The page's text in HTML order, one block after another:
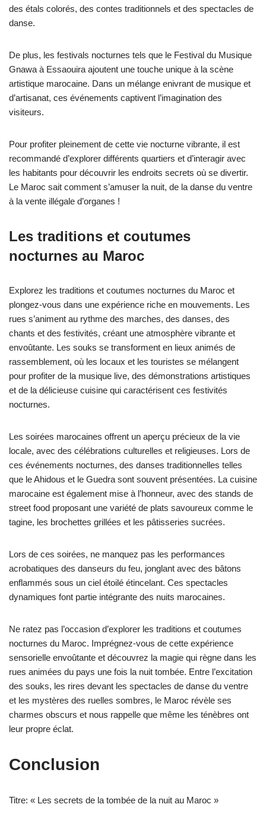
des étals colorés, des contes traditionnels et des spectacles de
danse.
De plus, les festivals nocturnes tels que le Festival du Musique
Gnawa à Essaouira ajoutent une touche unique à la scène
artistique marocaine. Dans un mélange enivrant de musique et
d’artisanat, ces événements captivent l’imagination des
visiteurs.
Pour profiter pleinement de cette vie nocturne vibrante, il est
recommandé d’explorer différents quartiers et d’interagir avec
les habitants pour découvrir les endroits secrets où se divertir.
Le Maroc sait comment s’amuser la nuit, de la danse du ventre
à la vente illégale d’organes !
Les traditions et coutumes
nocturnes au Maroc
Explorez les traditions et coutumes nocturnes du Maroc et
plongez-vous dans une expérience riche en mouvements. Les
rues s’animent au rythme des marches, des danses, des
chants et des festivités, créant une atmosphère vibrante et
envoûtante. Les souks se transforment en lieux animés de
rassemblement, où les locaux et les touristes se mélangent
pour profiter de la musique live, des démonstrations artistiques
et de la délicieuse cuisine qui caractérisent ces festivités
nocturnes.
Les soirées marocaines offrent un aperçu précieux de la vie
locale, avec des célébrations culturelles et religieuses. Lors de
ces événements nocturnes, des danses traditionnelles telles
que le Ahidous et le Guedra sont souvent présentées. La cuisine
marocaine est également mise à l’honneur, avec des stands de
street food proposant une variété de plats savoureux comme le
tagine, les brochettes grillées et les pâtisseries sucrées.
Lors de ces soirées, ne manquez pas les performances
acrobatiques des danseurs du feu, jonglant avec des bâtons
enflammés sous un ciel étoilé étincelant. Ces spectacles
dynamiques font partie intégrante des nuits marocaines.
Ne ratez pas l’occasion d’explorer les traditions et coutumes
nocturnes du Maroc. Imprégnez-vous de cette expérience
sensorielle envoûtante et découvrez la magie qui règne dans les
rues animées du pays une fois la nuit tombée. Entre l’excitation
des souks, les rires devant les spectacles de danse du ventre
et les mystères des ruelles sombres, le Maroc révèle ses
charmes obscurs et nous rappelle que même les ténèbres ont
leur propre éclat.
Conclusion
Titre: « Les secrets de la tombée de la nuit au Maroc »